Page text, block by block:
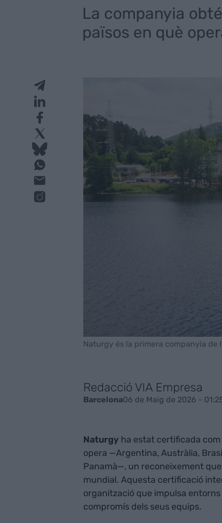
La companyia
països en què
Naturgy és la primera companyia
Redacció VIA Empresa
Barcelona06 de Maig de 2026 -
Naturgy ha estat certificada com
opera —Argentina, Austràlia,
Panamà—, un reconeixement
mundial. Aquesta certificació
organització que impulsa
compromís dels seus equips.